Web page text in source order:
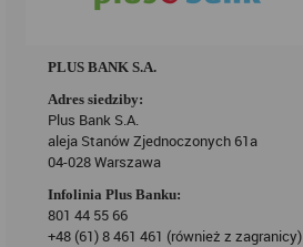
PLUS BANK S.A.
Adres siedziby:
Plus Bank S.A.
aleja Stanów Zjednoczonych 61a
04-028 Warszawa
Infolinia Plus Banku:
801 44 55 66
+48 (61) 8 461 461 (również z zagranicy)